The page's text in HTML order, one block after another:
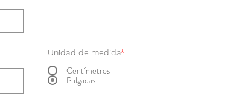
Unidad de medida*
Centímetros
Pulgadas